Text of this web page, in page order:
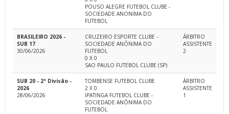
POUSO ALEGRE FUTEBOL CLUBE -
SOCIEDADE ANONIMA DO
FUTEBOL
BRASILEIRO 2026 -
SUB 17
30/06/2026
CRUZEIRO ESPORTE CLUBE -
SOCIEDADE ANÔNIMA DO
FUTEBOL
0 X 0
SAO PAULO FUTEBOL CLUBE (SP)
ÁRBITRO
ASSISTENTE
2
SUB 20 - 2ª Divisão -
2026
28/06/2026
TOMBENSE FUTEBOL CLUBE
2 X 0
IPATINGA FUTEBOL CLUBE -
SOCIEDADE ANÔNIMA DO
FUTEBOL
ÁRBITRO
ASSISTENTE
1